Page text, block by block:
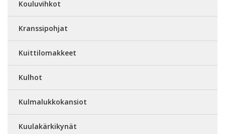
Kouluvihkot
Kranssipohjat
Kuittilomakkeet
Kulhot
Kulmalukkokansiot
Kuulakärkikynät